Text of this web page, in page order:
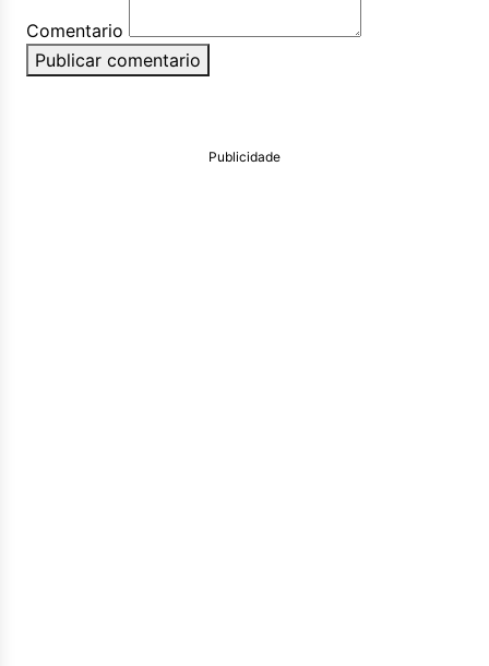
Comentario
Publicar comentario
Publicidade